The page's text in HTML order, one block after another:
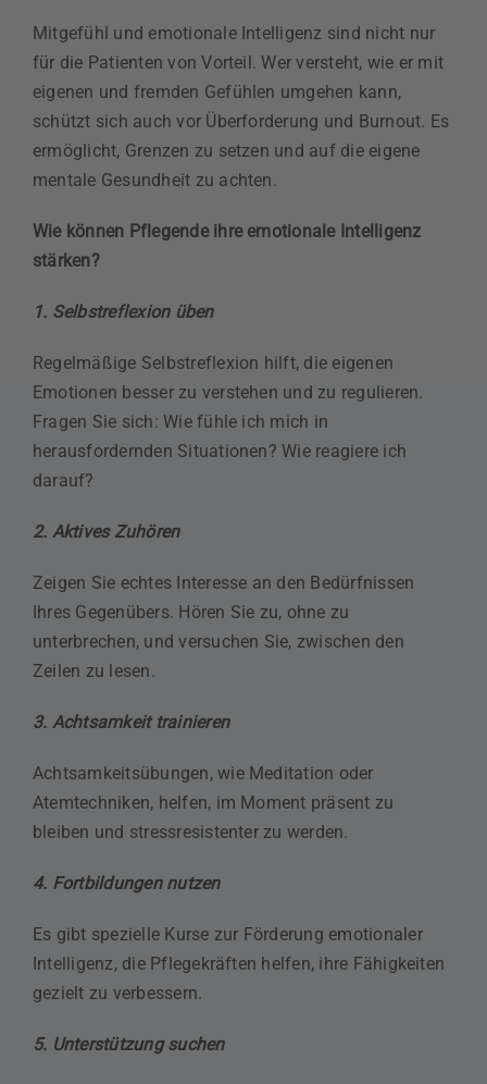
Mitgefühl und emotionale Intelligenz sind nicht nur
für die Patienten von Vorteil. Wer versteht, wie er mit
eigenen und fremden Gefühlen umgehen kann,
schützt sich auch vor Überforderung und Burnout. Es
ermöglicht, Grenzen zu setzen und auf die eigene
mentale Gesundheit zu achten.
Wie können Pflegende ihre emotionale Intelligenz
stärken?
1. Selbstreflexion üben
Regelmäßige Selbstreflexion hilft, die eigenen
Emotionen besser zu verstehen und zu regulieren.
Fragen Sie sich: Wie fühle ich mich in
herausfordernden Situationen? Wie reagiere ich
darauf?
2. Aktives Zuhören
Zeigen Sie echtes Interesse an den Bedürfnissen
Ihres Gegenübers. Hören Sie zu, ohne zu
unterbrechen, und versuchen Sie, zwischen den
Zeilen zu lesen.
3. Achtsamkeit trainieren
Achtsamkeitsübungen, wie Meditation oder
Atemtechniken, helfen, im Moment präsent zu
bleiben und stressresistenter zu werden.
4. Fortbildungen nutzen
Es gibt spezielle Kurse zur Förderung emotionaler
Intelligenz, die Pflegekräften helfen, ihre Fähigkeiten
gezielt zu verbessern.
5. Unterstützung suchen